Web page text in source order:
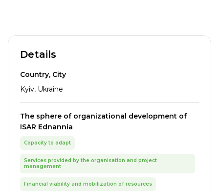
Details
Country, City
Kyiv, Ukraine
The sphere of organizational development of
ISAR Ednannia
Capacity to adapt
Services provided by the organisation and project
management
Financial viability and mobilization of resources